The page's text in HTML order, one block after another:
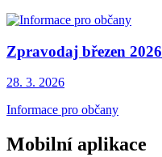
Zpravodaj březen 2026
28. 3. 2026
Informace pro občany
Mobilní aplikace